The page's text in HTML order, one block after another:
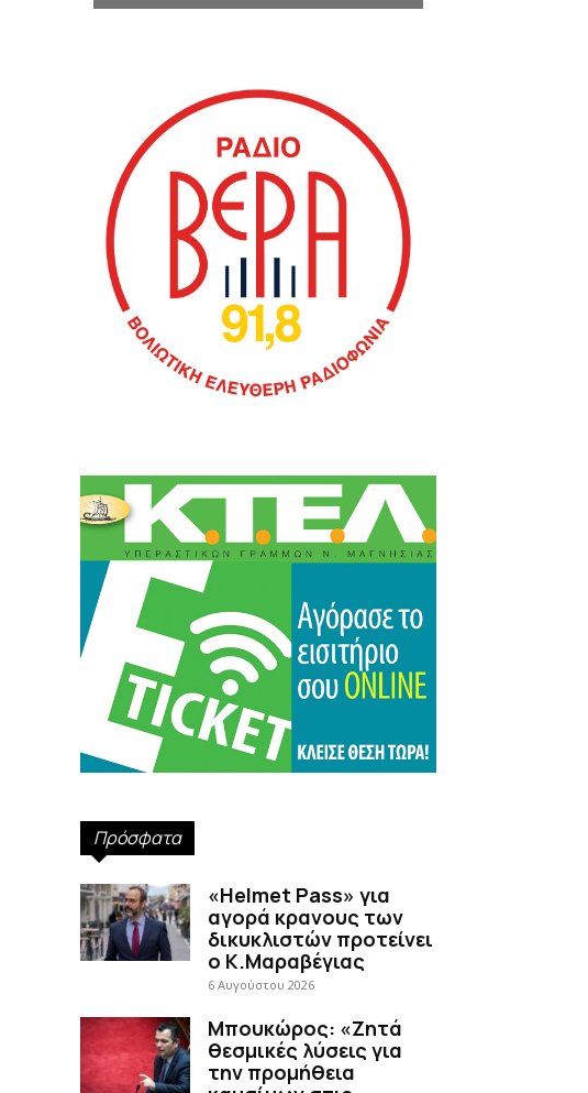
Πρόσφατα
«Helmet Pass» για
αγορά κρανους των
δικυκλιστών προτείνει
ο Κ.Μαραβέγιας
6 Αυγούστου 2026
Μπουκώρος: «Ζητά
θεσμικές λύσεις για
την προμήθεια